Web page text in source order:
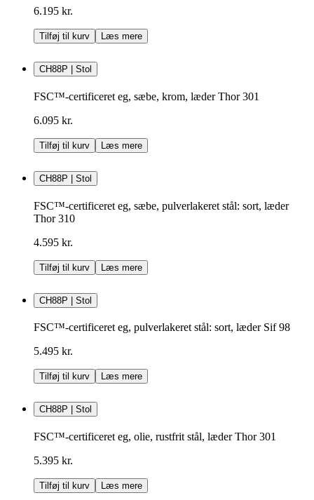
6.195 kr.
Tilføj til kurv Læs mere
CH88P | Stol
FSC™-certificeret eg, sæbe, krom, læder Thor 301
6.095 kr.
Tilføj til kurv Læs mere
CH88P | Stol
FSC™-certificeret eg, sæbe, pulverlakeret stål: sort, læder
Thor 310
4.595 kr.
Tilføj til kurv Læs mere
CH88P | Stol
FSC™-certificeret eg, pulverlakeret stål: sort, læder Sif 98
5.495 kr.
Tilføj til kurv Læs mere
CH88P | Stol
FSC™-certificeret eg, olie, rustfrit stål, læder Thor 301
5.395 kr.
Tilføj til kurv Læs mere